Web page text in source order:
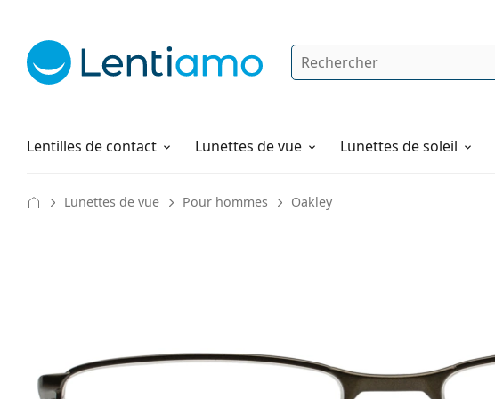
Rechercher
Lentilles de contact
Solutions Lunettes de vue Lunettes de soleil
Comment commander
Lunettes de vue Pour hommes Oakley